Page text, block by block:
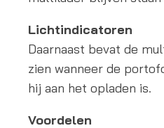
Lichtindicatoren
Daarnaast bevat de
zien wanneer de
hij aan het opladen is.
Voordelen